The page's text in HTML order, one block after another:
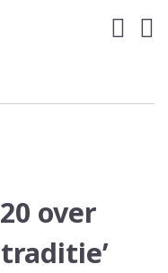
over